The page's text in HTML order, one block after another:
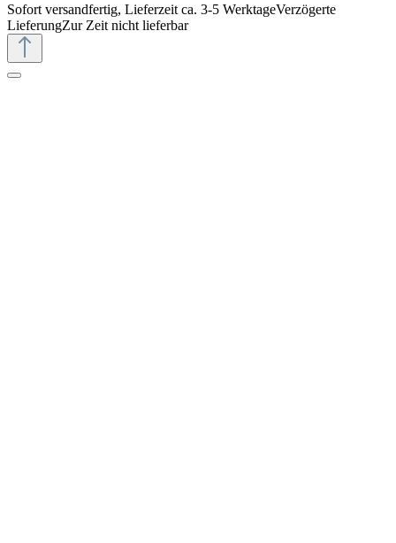
Sofort versandfertig, Lieferzeit ca. 3-5 WerktageVerzögerte
LieferungZur Zeit nicht lieferbar